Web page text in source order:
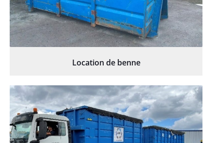
Location de benne